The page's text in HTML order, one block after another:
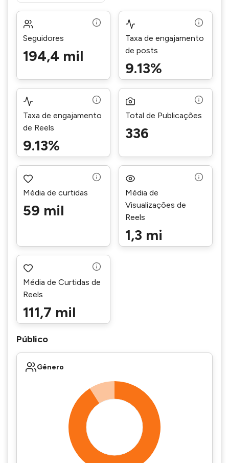
Seguidores
194,4 mil
Taxa de engajamento
de posts
9.13%
Taxa de engajamento
de Reels
9.13%
Total de Publicações
336
Média de curtidas
59 mil
Média de
Visualizações de
Reels
1,3 mi
Média de Curtidas de
Reels
111,7 mil
Público
Gênero